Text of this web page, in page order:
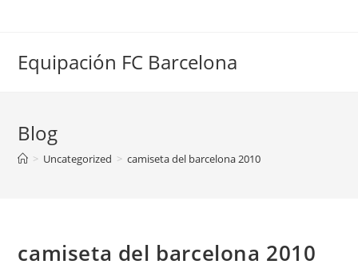
Equipación FC Barcelona
Blog
> Uncategorized > camiseta del barcelona 2010
camiseta del barcelona 2010